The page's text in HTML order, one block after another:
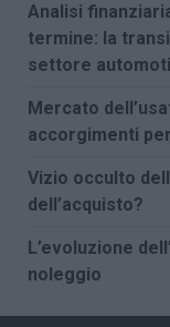
Analisi
termine: la
settore
Mercato
accorgimenti
Vizio occulto
dell’acquisto?
L’evoluzione
noleggio